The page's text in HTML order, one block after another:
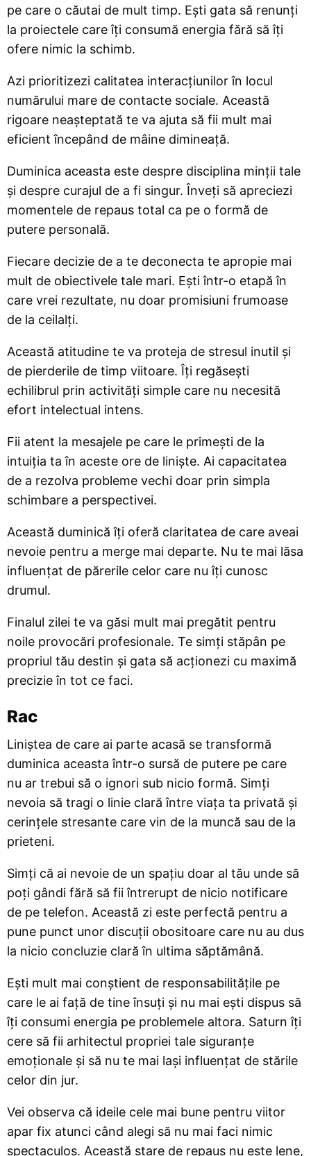
pe care o căutai de mult timp. Ești gata să renunți
la proiectele care îți consumă energia fără să îți
ofere nimic la schimb.
Azi prioritizezi calitatea interacțiunilor în locul
numărului mare de contacte sociale. Această
rigoare neașteptată te va ajuta să fii mult mai
eficient începând de mâine dimineață.
Duminica aceasta este despre disciplina minții tale
și despre curajul de a fi singur. Înveți să apreciezi
momentele de repaus total ca pe o formă de
putere personală.
Fiecare decizie de a te deconecta te apropie mai
mult de obiectivele tale mari. Ești într-o etapă în
care vrei rezultate, nu doar promisiuni frumoase
de la ceilalți.
Această atitudine te va proteja de stresul inutil și
de pierderile de timp viitoare. Îți regăsești
echilibrul prin activități simple care nu necesită
efort intelectual intens.
Fii atent la mesajele pe care le primești de la
intuiția ta în aceste ore de liniște. Ai capacitatea
de a rezolva probleme vechi doar prin simpla
schimbare a perspectivei.
Această duminică îți oferă claritatea de care aveai
nevoie pentru a merge mai departe. Nu te mai lăsa
influențat de părerile celor care nu îți cunosc
drumul.
Finalul zilei te va găsi mult mai pregătit pentru
noile provocări profesionale. Te simți stăpân pe
propriul tău destin și gata să acționezi cu maximă
precizie în tot ce faci.
Rac
Liniștea de care ai parte acasă se transformă
duminica aceasta într-o sursă de putere pe care
nu ar trebui să o ignori sub nicio formă. Simți
nevoia să tragi o linie clară între viața ta privată și
cerințele stresante care vin de la muncă sau de la
prieteni.
Simți că ai nevoie de un spațiu doar al tău unde să
poți gândi fără să fii întrerupt de nicio notificare
de pe telefon. Această zi este perfectă pentru a
pune punct unor discuții obositoare care nu au dus
la nicio concluzie clară în ultima săptămână.
Ești mult mai conștient de responsabilitățile pe
care le ai față de tine însuți și nu mai ești dispus să
îți consumi energia pe problemele altora. Saturn îți
cere să fii arhitectul propriei tale siguranțe
emoționale și să nu te mai lași influențat de stările
celor din jur.
Vei observa că ideile cele mai bune pentru viitor
apar fix atunci când alegi să nu mai faci nimic
spectaculos. Această stare de repaus nu este lene,